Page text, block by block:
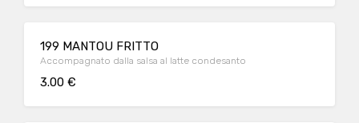
199 MANTOU FRITTO
Accompagnato dalla salsa al latte condesanto
3.00 €